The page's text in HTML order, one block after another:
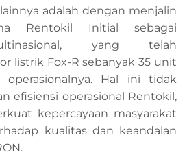
adalah dengan menjalin
Rentokil Initial sebagai
yang telah
listrik Fox-R sebanyak 35 unit
operasionalnya. Hal ini tidak
efisiensi operasional Rentokil,
kepercayaan masyarakat
kualitas dan keandalan